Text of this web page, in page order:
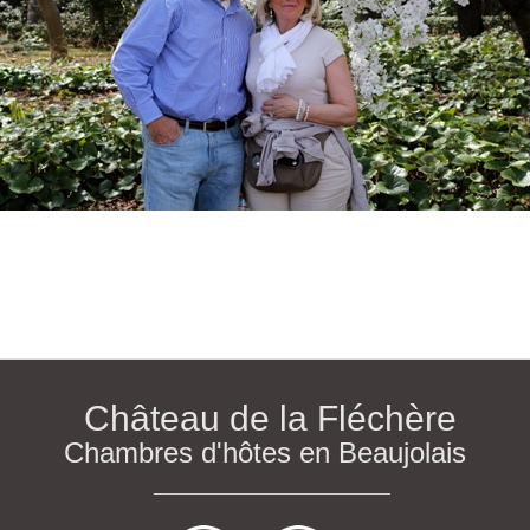
Château de la Fléchère
Chambres d'hôtes en Beaujolais